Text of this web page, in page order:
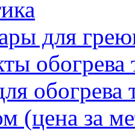
для
обогрева
обогрева
(цена за